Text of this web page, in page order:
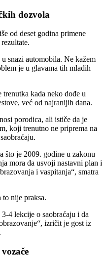
dozvola
od deset godina primene
snazi automobila. Ne kažem
je u glavama tih mladih
kada neko dođe u
već od najranijih dana.
porodica, ali ističe da je
koji trenutno ne priprema na
što je 2009. godine u zakonu
mora da usvoji nastavni plan i
i vaspitanja“, smatra
nije praksa.
4 lekcije o saobraćaju i da
izričit je gost iz